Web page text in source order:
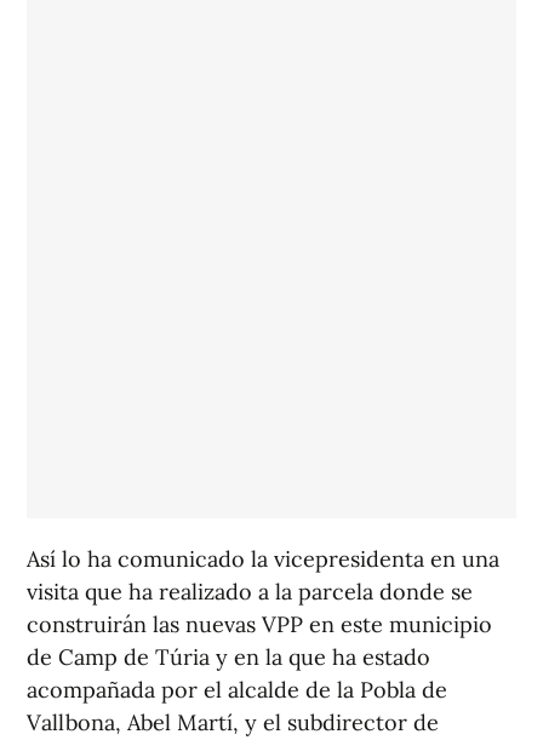
Así lo ha comunicado la vicepresidenta en una
visita que ha realizado a la parcela donde se
construirán las nuevas VPP en este municipio
de Camp de Túria y en la que ha estado
acompañada por el alcalde de la Pobla de
Vallbona, Abel Martí, y el subdirector de